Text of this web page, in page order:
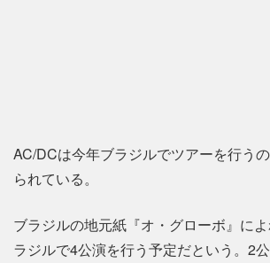
AC/DCは今年ブラジルでツアーを行う
られている。
ブラジルの地元紙『オ・グローボ』に
ラジルで4公演を行う予定だという。2